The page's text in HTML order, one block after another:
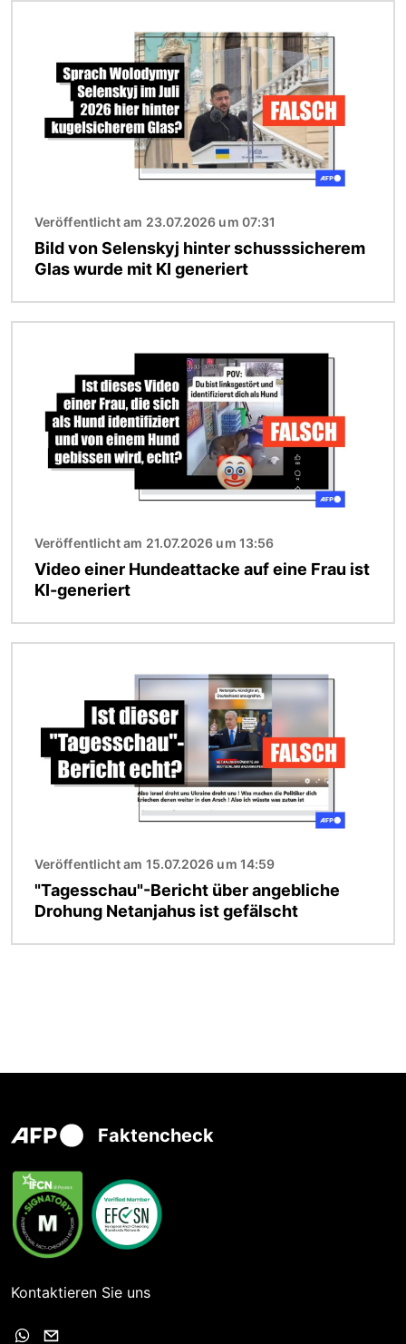
Veröffentlicht am 23.07.2026 um 07:31
Bild von Selenskyj hinter schusssicherem
Glas wurde mit KI generiert
Veröffentlicht am 21.07.2026 um 13:56
Video einer Hundeattacke auf eine Frau ist
KI-generiert
Veröffentlicht am 15.07.2026 um 14:59
"Tagesschau"-Bericht über angebliche
Drohung Netanjahus ist gefälscht
Faktencheck
Kontaktieren Sie uns